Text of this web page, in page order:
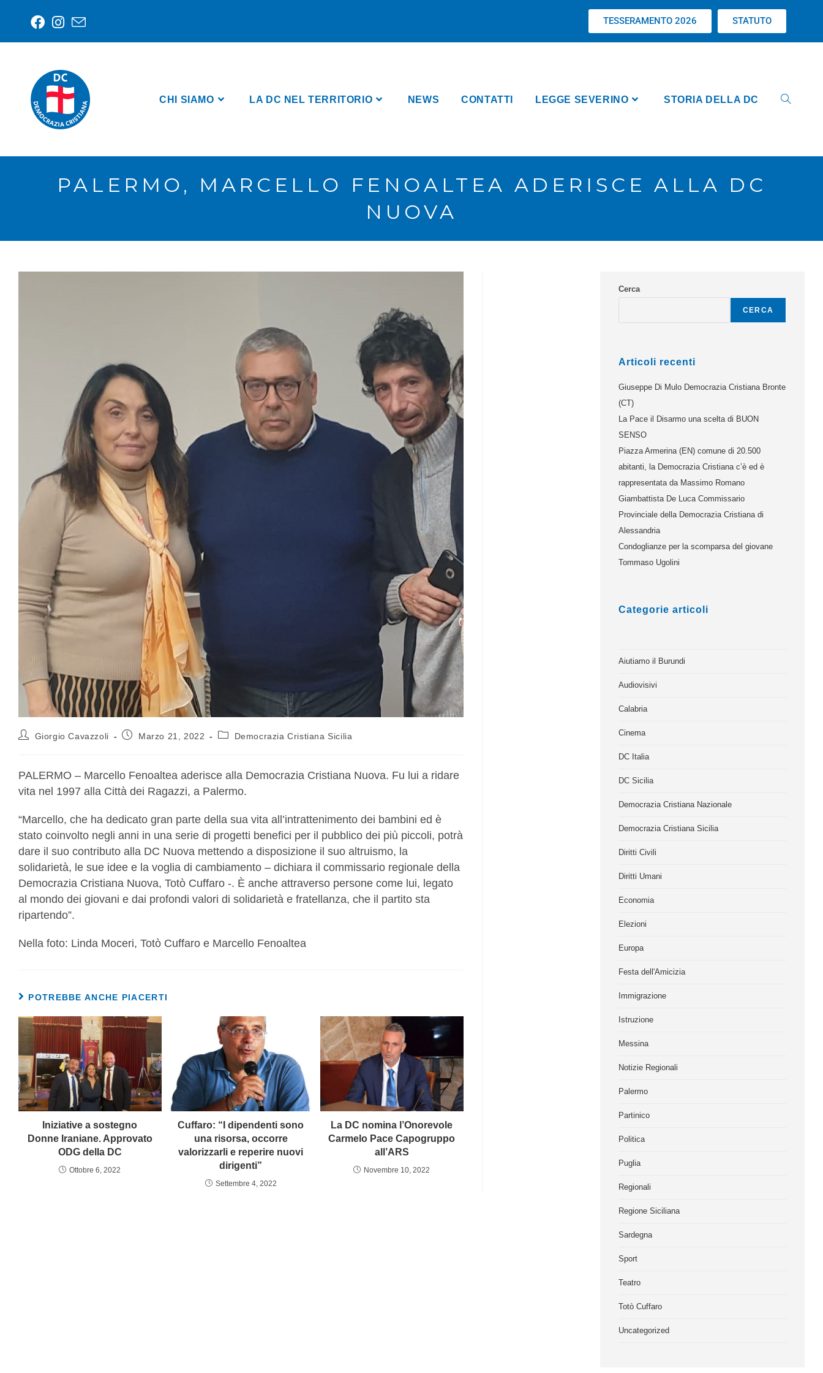
TESSERAMENTO 2026 STATUTO
CHI SIAMO LA DC NEL TERRITORIO NEWS CONTATTI LEGGE SEVERINO STORIA DELLA DC
PALERMO, MARCELLO FENOALTEA ADERISCE ALLA DC
NUOVA
Giorgio Cavazzoli Marzo 21, 2022 Democrazia Cristiana Sicilia
PALERMO – Marcello Fenoaltea aderisce alla Democrazia Cristiana Nuova. Fu lui a ridare
vita nel 1997 alla Città dei Ragazzi, a Palermo.
“Marcello, che ha dedicato gran parte della sua vita all’intrattenimento dei bambini ed è
stato coinvolto negli anni in una serie di progetti benefici per il pubblico dei più piccoli, potrà
dare il suo contributo alla DC Nuova mettendo a disposizione il suo altruismo, la
solidarietà, le sue idee e la voglia di cambiamento – dichiara il commissario regionale della
Democrazia Cristiana Nuova, Totò Cuffaro -. È anche attraverso persone come lui, legato
al mondo dei giovani e dai profondi valori di solidarietà e fratellanza, che il partito sta
ripartendo”.
Nella foto: Linda Moceri, Totò Cuffaro e Marcello Fenoaltea
POTREBBE ANCHE PIACERTI
Iniziative a sostegno
Donne Iraniane. Approvato
ODG della DC
Ottobre 6, 2022
Cuffaro: “I dipendenti sono
una risorsa, occorre
valorizzarli e reperire nuovi
dirigenti”
Settembre 4, 2022
La DC nomina l’Onorevole
Carmelo Pace Capogruppo
all’ARS
Novembre 10, 2022
Cerca
CERCA
Articoli recenti
Giuseppe Di Mulo Democrazia Cristiana Bronte
(CT)
La Pace il Disarmo una scelta di BUON
SENSO
Piazza Armerina (EN) comune di 20.500
abitanti, la Democrazia Cristiana c’è ed è
rappresentata da Massimo Romano
Giambattista De Luca Commissario
Provinciale della Democrazia Cristiana di
Alessandria
Condoglianze per la scomparsa del giovane
Tommaso Ugolini
Categorie articoli
Aiutiamo il Burundi
Audiovisivi
Calabria
Cinema
DC Italia
DC Sicilia
Democrazia Cristiana Nazionale
Democrazia Cristiana Sicilia
Diritti Civili
Diritti Umani
Economia
Elezioni
Europa
Festa dell'Amicizia
Immigrazione
Istruzione
Messina
Notizie Regionali
Palermo
Partinico
Politica
Puglia
Regionali
Regione Siciliana
Sardegna
Sport
Teatro
Totò Cuffaro
Uncategorized